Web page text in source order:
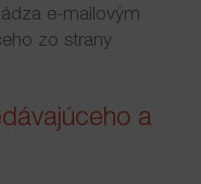
e-mailovým
zo strany
a